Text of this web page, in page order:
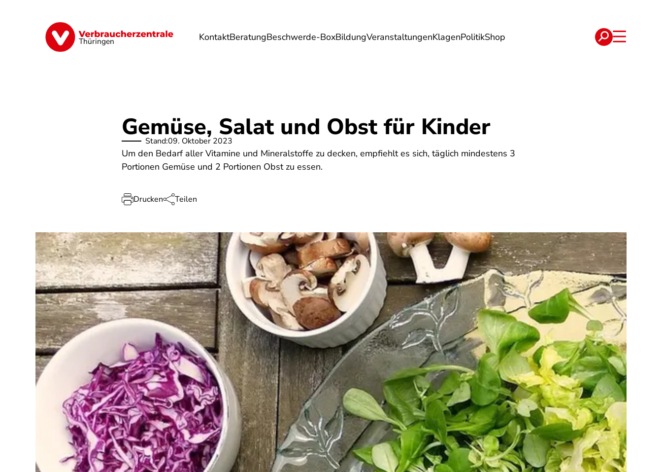
Thüringen KontaktBeratungBeschwerde-BoxBildungVeranstaltungenKlagenPolitikShop
Finanzen Digitales Lebensmittel Umwelt Gesundheit Energie Reise Verträge
Gemüse, Salat und Obst für Kinder
Stand:09. Oktober 2023
Um den Bedarf aller Vitamine und Mineralstoffe zu decken, empfiehlt es sich, täglich mindestens 3
Portionen Gemüse und 2 Portionen Obst zu essen.
Drucken Teilen